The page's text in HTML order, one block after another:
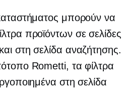
μπορούν να
προϊόντων σε σελίδες
στη σελίδα αναζήτησης.
Rometti, τα φίλτρα
στη σελίδα